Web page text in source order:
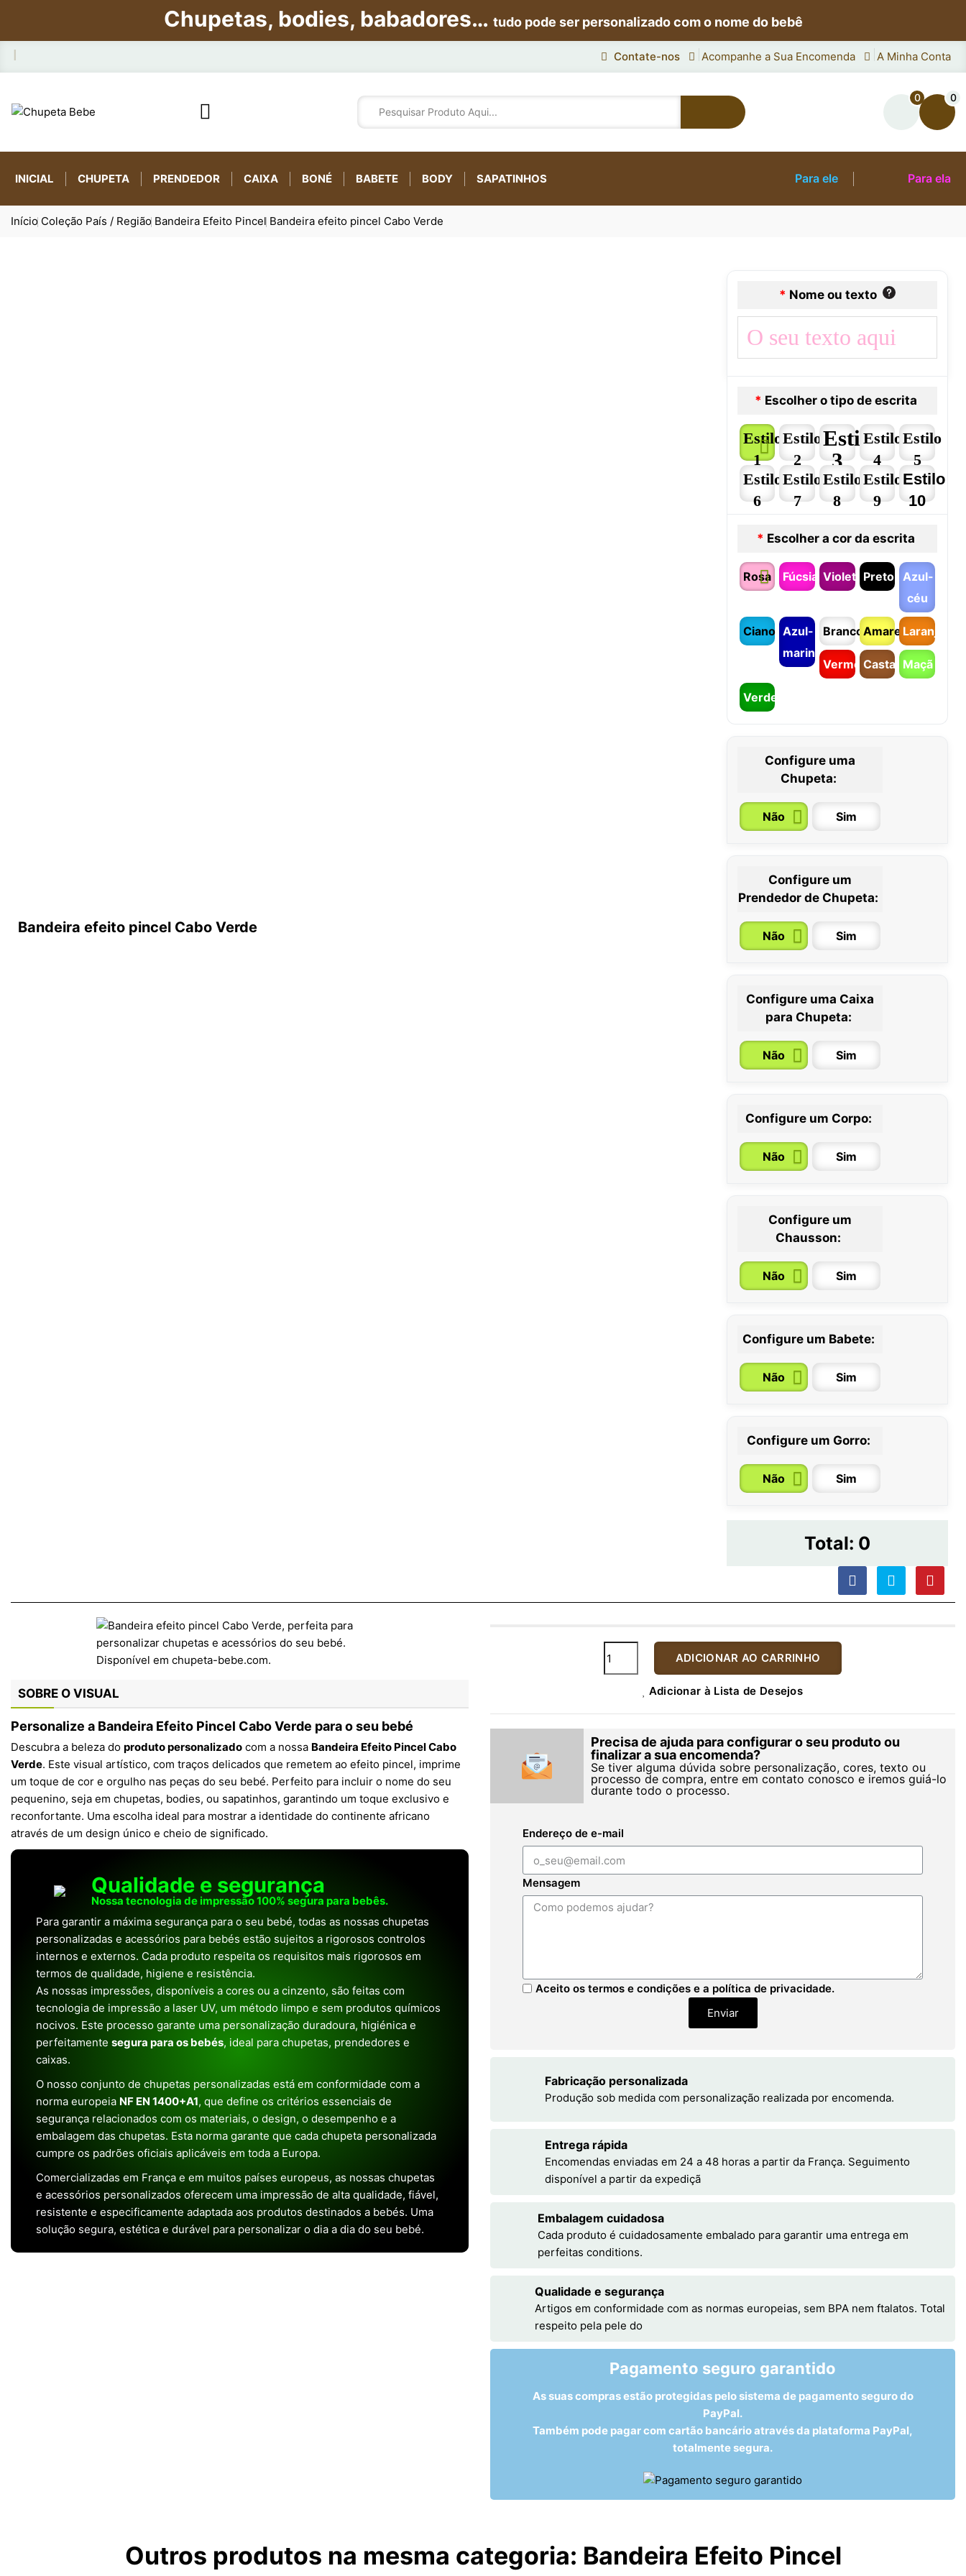
Chupetas, bodies, babadores… tudo pode ser personalizado com o nome do bebê
Contate-nos Acompanhe a Sua Encomenda A Minha Conta

0 0
INICIAL CHUPETA PRENDEDOR CAIXA BONÉ BABETE BODY SAPATINHOS Para ele Para ela
Início Coleção País / Região Bandeira Efeito Pincel Bandeira efeito pincel Cabo Verde
Bandeira efeito pincel Cabo Verde
* Nome ou texto
* Escolher o tipo de escrita
Estilo
1
Estilo
2
Estilo
3
Estilo
4
Estilo
5
Estilo
6
Estilo
7
Estilo
8
Estilo
9
Estilo
10
* Escolher a cor da escrita
Rosa Fúcsia Violeta Preto
Azul-
céu
Ciano Azul-
marinho
Branco AmareloLaranja
VermelhoCastanhoMaçã
Verde
Configure uma
Chupeta:
Não Sim
0 / 6 meses 6 / 36 meses
Configure um
Prendedor de Chupeta:
Não Sim
Configure uma Caixa
para Chupeta:
Não Sim
Configure um Corpo:
Não Sim
0 / 6
6 / 12
Configure um
Chausson:
Não Sim
Configure um Babete:
Não Sim
Configure um Gorro:
Não Sim
Total: 0
SOBRE O VISUAL
Personalize a Bandeira Efeito Pincel Cabo Verde para o seu bebé
Descubra a beleza do produto personalizado com a nossa Bandeira Efeito Pincel Cabo
Verde. Este visual artístico, com traços delicados que remetem ao efeito pincel, imprime
um toque de cor e orgulho nas peças do seu bebé. Perfeito para incluir o nome do seu
pequenino, seja em chupetas, bodies, ou sapatinhos, garantindo um toque exclusivo e
reconfortante. Uma escolha ideal para mostrar a identidade do continente africano
através de um design único e cheio de significado.
Qualidade e segurança
Nossa tecnologia de impressão 100% segura para bebês.
Para garantir a máxima segurança para o seu bebé, todas as nossas chupetas
personalizadas e acessórios para bebés estão sujeitos a rigorosos controlos
internos e externos. Cada produto respeita os requisitos mais rigorosos em
termos de qualidade, higiene e resistência.
As nossas impressões, disponíveis a cores ou a cinzento, são feitas com
tecnologia de impressão a laser UV, um método limpo e sem produtos químicos
nocivos. Este processo garante uma personalização duradoura, higiénica e
perfeitamente segura para os bebés, ideal para chupetas, prendedores e
caixas.
O nosso conjunto de chupetas personalizadas está em conformidade com a
norma europeia NF EN 1400+A1, que define os critérios essenciais de
segurança relacionados com os materiais, o design, o desempenho e a
embalagem das chupetas. Esta norma garante que cada chupeta personalizada
cumpre os padrões oficiais aplicáveis em toda a Europa.
Comercializadas em França e em muitos países europeus, as nossas chupetas
e acessórios personalizados oferecem uma impressão de alta qualidade, fiável,
resistente e especificamente adaptada aos produtos destinados a bebés. Uma
solução segura, estética e durável para personalizar o dia a dia do seu bebé.
ADICIONAR AO CARRINHO
Adicionar à Lista de Desejos
Precisa de ajuda para configurar o seu produto ou
finalizar a sua encomenda?
Se tiver alguma dúvida sobre personalização, cores, texto ou
processo de compra, entre em contato conosco e iremos guiá-lo
durante todo o processo.
Endereço de e-mail
Mensagem
Aceito os termos e condições e a política de privacidade.
Enviar
Fabricação personalizada
Produção sob medida com personalização realizada por encomenda.
Entrega rápida
Encomendas enviadas em 24 a 48 horas a partir da França. Seguimento
disponível a partir da expediçã
Embalagem cuidadosa
Cada produto é cuidadosamente embalado para garantir uma entrega em
perfeitas conditions.
Qualidade e segurança
Artigos em conformidade com as normas europeias, sem BPA nem ftalatos. Total
respeito pela pele do
Pagamento seguro garantido
As suas compras estão protegidas pelo sistema de pagamento seguro do
PayPal.
Também pode pagar com cartão bancário através da plataforma PayPal,
totalmente segura.
Outros produtos na mesma categoria: Bandeira Efeito Pincel